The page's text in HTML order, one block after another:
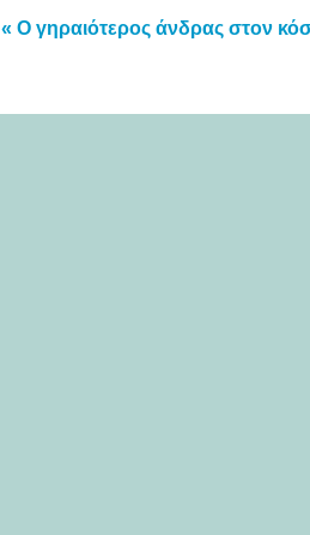
« Ο γηραιότερος άνδρας στον